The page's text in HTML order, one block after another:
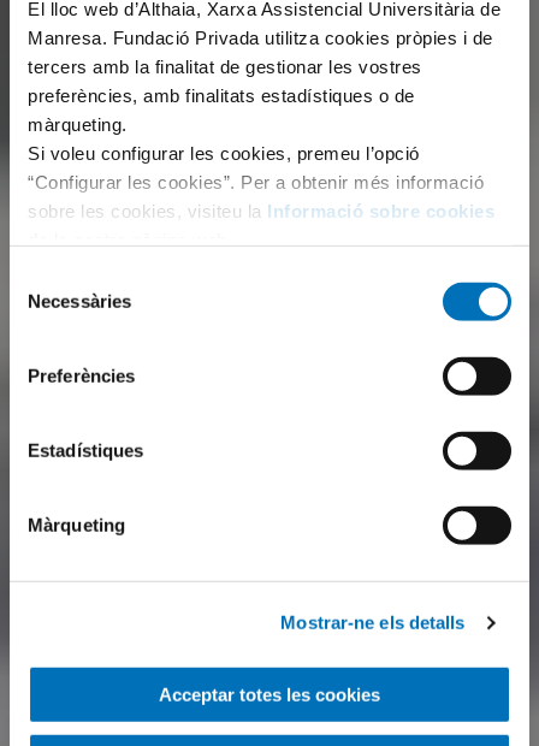
El lloc web d’Althaia, Xarxa Assistencial Universitària de
Manresa. Fundació Privada utilitza cookies pròpies i de
tercers amb la finalitat de gestionar les vostres
preferències, amb finalitats estadístiques o de
màrqueting.
Si voleu configurar les cookies, premeu l’opció
“Configurar les cookies”. Per a obtenir més informació
sobre les cookies, visiteu la Informació sobre cookies
Necessàries
Preferències
Estadístiques
Màrqueting
Mostrar-ne els detalls
Acceptar totes les cookies